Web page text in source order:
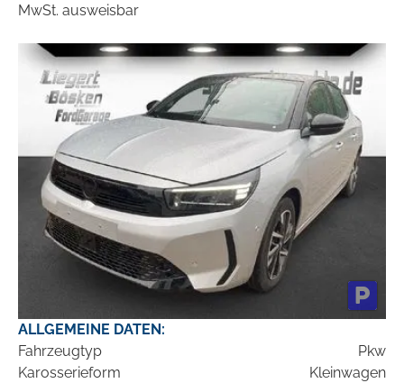
MwSt. ausweisbar
ALLGEMEINE DATEN:
Fahrzeugtyp
Pkw
Karosserieform
Kleinwagen